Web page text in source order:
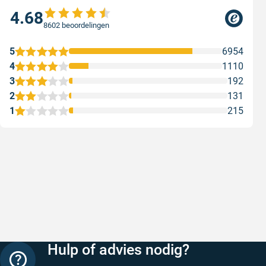
4.688602 beoordelingen
1 215
2 131
3 192
4 1110
5 6954
Hulp of advies nodig?